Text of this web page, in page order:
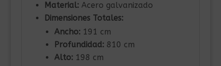
Material:Acero galvanizado
Dimensiones Totales:
Ancho:191 cm
Profundidad:810 cm
Alto:198 cm